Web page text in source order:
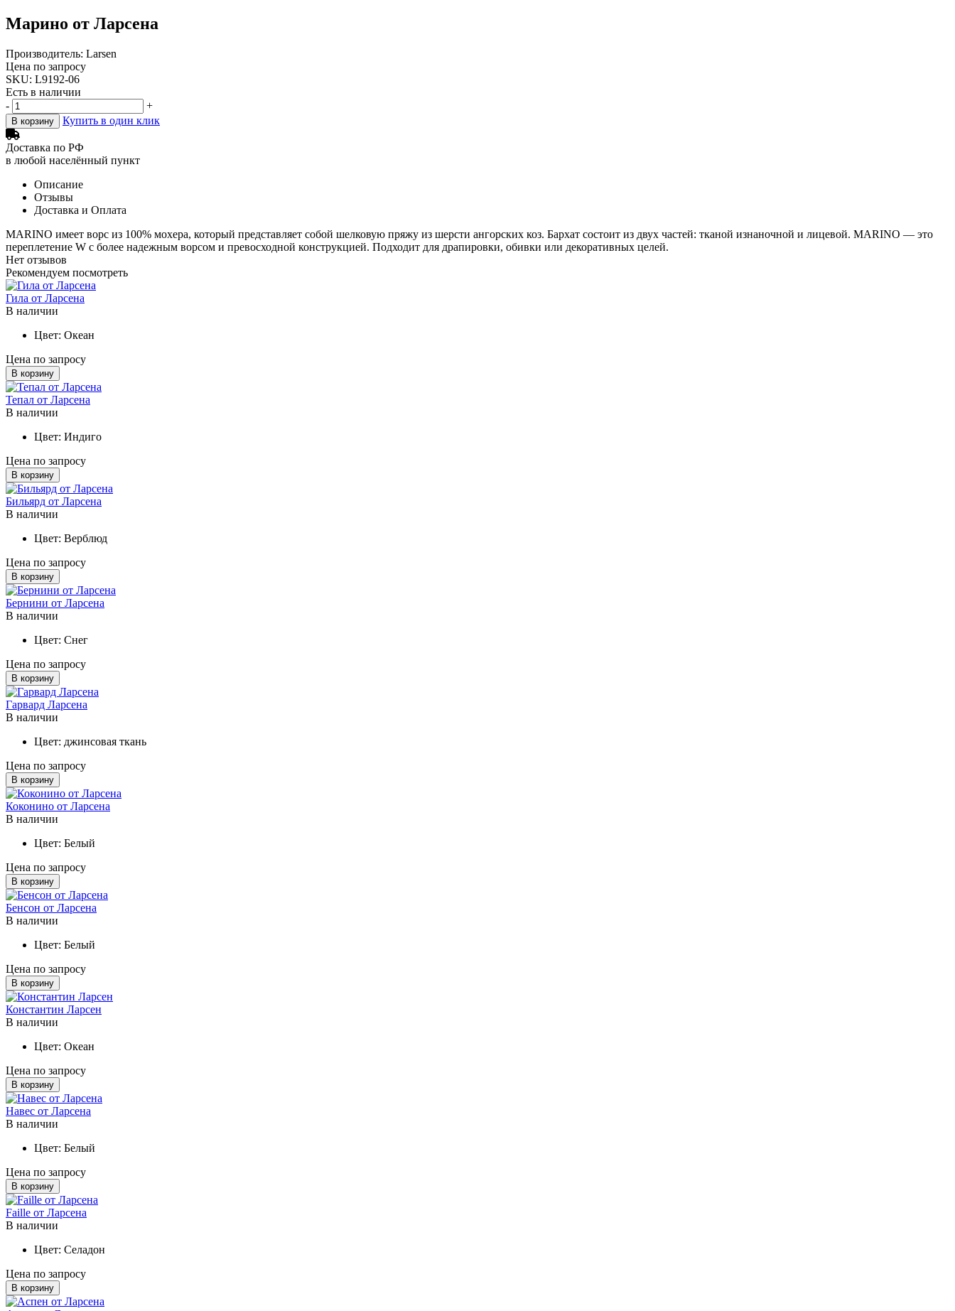
Марино от Ларсена
Производитель: Larsen
Цена по запросу
SKU: L9192-06
Есть в наличии
-
+
В корзину Купить в один клик
Доставка по РФ
в любой населённый пункт
Описание
Отзывы
Доставка и Оплата
MARINO имеет ворс из 100% мохера, который представляет собой шелковую пряжу из шерсти ангорских коз. Бархат состоит из двух частей: тканой изнаночной и лицевой. MARINO — это
переплетение W с более надежным ворсом и превосходной конструкцией. Подходит для драпировки, обивки или декоративных целей.
Нет отзывов
Рекомендуем посмотреть
Гила от Ларсена
В наличии
Цвет: Океан
Цена по запросу
В корзину
Тепал от Ларсена
В наличии
Цвет: Индиго
Цена по запросу
В корзину
Бильярд от Ларсена
В наличии
Цвет: Верблюд
Цена по запросу
В корзину
Бернини от Ларсена
В наличии
Цвет: Снег
Цена по запросу
В корзину
Гарвард Ларсена
В наличии
Цвет: джинсовая ткань
Цена по запросу
В корзину
Коконино от Ларсена
В наличии
Цвет: Белый
Цена по запросу
В корзину
Бенсон от Ларсена
В наличии
Цвет: Белый
Цена по запросу
В корзину
Константин Ларсен
В наличии
Цвет: Океан
Цена по запросу
В корзину
Навес от Ларсена
В наличии
Цвет: Белый
Цена по запросу
В корзину
Faille от Ларсена
В наличии
Цвет: Селадон
Цена по запросу
В корзину